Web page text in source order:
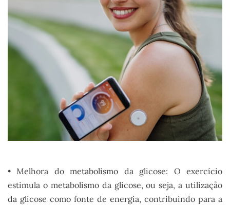
• Melhora do metabolismo da glicose: O exercício
estimula o metabolismo da glicose, ou seja, a utilização
da glicose como fonte de energia, contribuindo para a